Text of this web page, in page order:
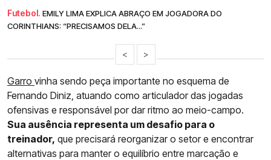
Futebol. EMILY LIMA EXPLICA ABRAÇO EM JOGADORA DO
CORINTHIANS: “PRECISAMOS DELA...”
< >
Garro vinha sendo peça importante no esquema de
Fernando Diniz, atuando como articulador das jogadas
ofensivas e responsável por dar ritmo ao meio-campo.
Sua ausência representa um desafio para o
treinador, que precisará reorganizar o setor e encontrar
alternativas para manter o equilíbrio entre marcação e